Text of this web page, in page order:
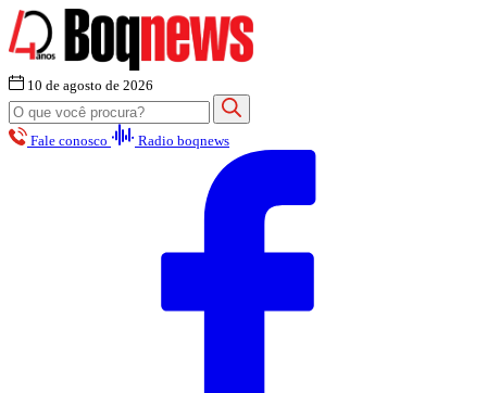
10 de agosto de 2026
Fale conosco Radio boqnews